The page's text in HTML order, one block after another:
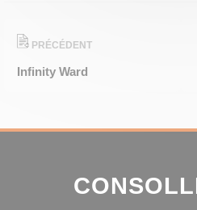
PRÉCÉDENT
Infinity Ward